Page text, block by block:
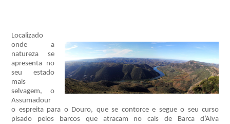
Localizado
onde a
natureza se
apresenta no
seu estado
mais
selvagem, o
Assumadour
o espreita para o Douro, que se contorce e segue o seu curso
pisado pelos barcos que atracam no cais de Barca d’Alva